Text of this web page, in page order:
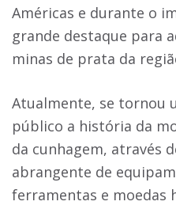
Américas e durante o
grande destaque para
minas de prata da
Atualmente, se tornou
público a história da
da cunhagem, através
abrangente de
ferramentas e moedas